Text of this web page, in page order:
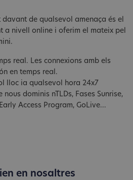
davant de qualsevol amenaça és el
a nivell online i oferim el mateix pel
real. Les connexions amb els
en temps real.
lloc ia qualsevol hora 24x7
nous dominis nTLDs, Fases Sunrise,
Access Program, GoLive...
en nosaltres